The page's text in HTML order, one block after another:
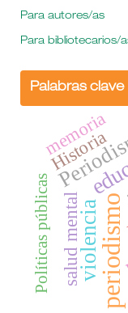
Para autores/as
Para bibliotecarios/
Palabras clave
periodismo
violencia
Historia
salud mental
memoria
Políticas públicas